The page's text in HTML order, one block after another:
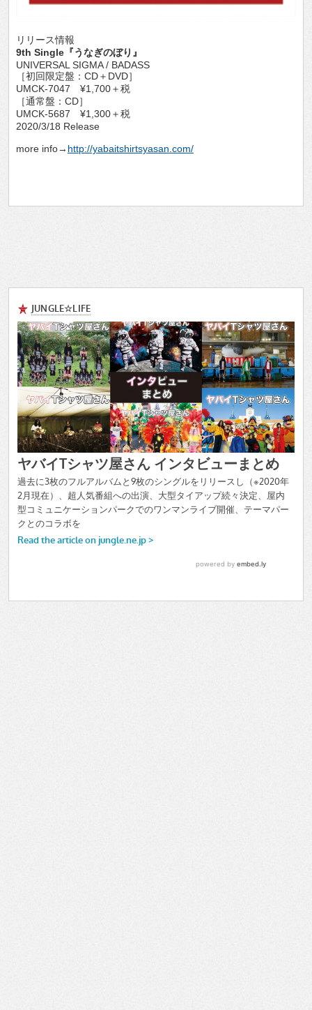
リリース情報
9th Single『うなぎのぼり』
UNIVERSAL SIGMA / BADASS
［初回限定盤：CD＋DVD］
UMCK-7047 ¥1,700＋税
［通常盤：CD］
UMCK-5687 ¥1,300＋税
2020/3/18 Release
more info→ http://yabaitshirtsyasan.com/